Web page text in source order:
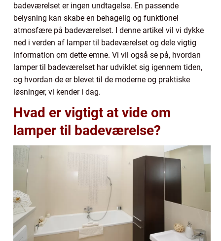
badeværelset er ingen undtagelse. En passende
belysning kan skabe en behagelig og funktionel
atmosfære på badeværelset. I denne artikel vil vi dykke
ned i verden af lamper til badeværelset og dele vigtig
information om dette emne. Vi vil også se på, hvordan
lamper til badeværelset har udviklet sig igennem tiden,
og hvordan de er blevet til de moderne og praktiske
løsninger, vi kender i dag.
Hvad er vigtigt at vide om
lamper til badeværelse?